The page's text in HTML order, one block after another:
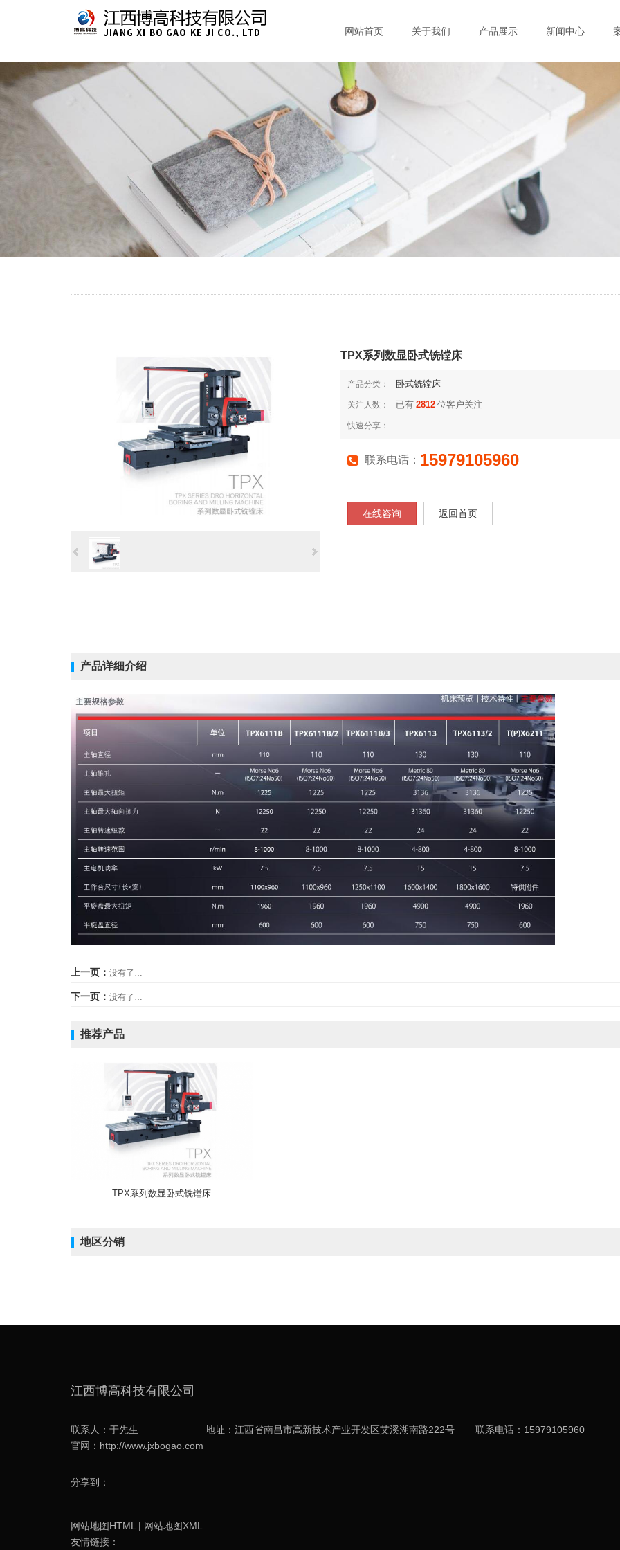
网站首页 关于我们 产品展示 新闻中心
TPX系列数显卧式铣镗床
产品分类： 卧式铣镗床
关注人数： 已有 2812 位客户关注
快速分享：
联系电话： 15979105960
在线咨询 返回首页
产品详细介绍
上一页： 没有了…
下一页： 没有了…
推荐产品
TPX系列数显卧式铣镗床
地区分销
江西博高科技有限公司
联系人：于先生 地址：江西省南昌市高新技术产业开发区艾溪湖南路222号 联系电话：15979105960
官网：http://www.jxbogao.com
分享到：
网站地图HTML | 网站地图XML
友情链接：